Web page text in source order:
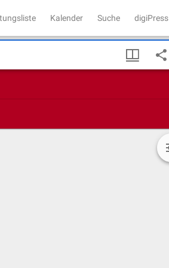
Kalender Suche digiPress